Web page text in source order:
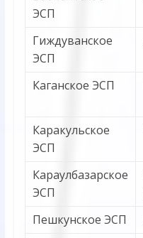
ЭСП
Гиждуванское
ЭСП
Каганское ЭСП
Каракульское
ЭСП
Караулбазарское
ЭСП
Пешкунское ЭСП